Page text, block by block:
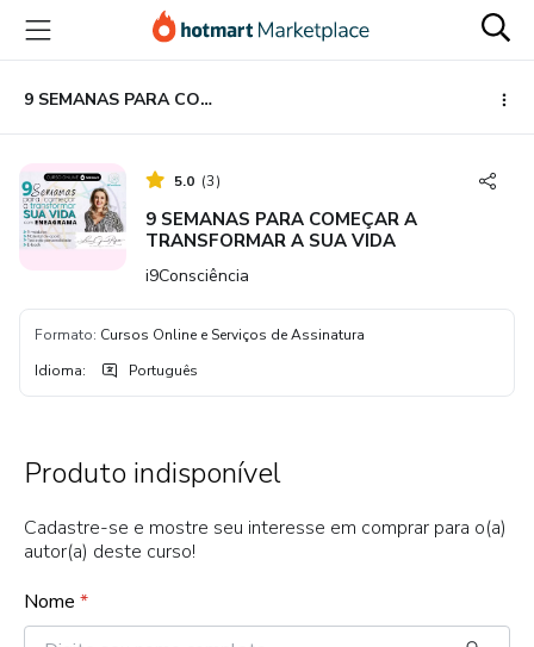
para
conteúdo
principal
para
pagamento
para
rodapé
9 SEMANAS PARA COMEÇAR A TRANSFORMAR A SUA VIDA
5.0 (3)
9 SEMANAS PARA COMEÇAR A
TRANSFORMAR A SUA VIDA
i9Consciência
Formato: Cursos Online e Serviços de Assinatura
Idioma: Português
Produto indisponível
Cadastre-se e mostre seu interesse em comprar para o(a)
autor(a) deste curso!
Nome *